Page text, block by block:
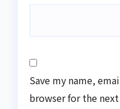
Save my name,
browser for the